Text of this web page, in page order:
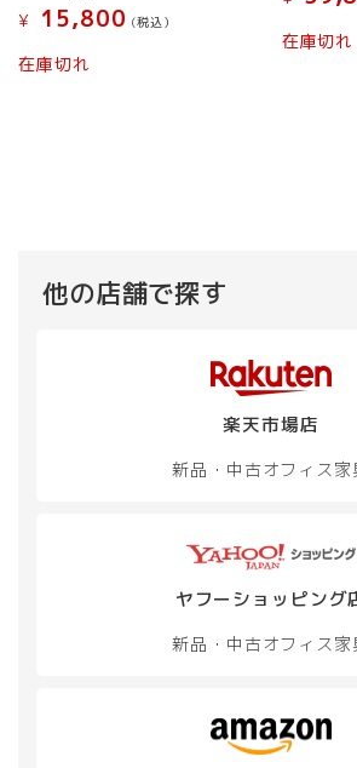
¥
15,800 (税込）
在庫切れ
在庫切れ
他の店舗で探す
楽天市場店
新品・中古オフィス家
ヤフーショッピング
新品・中古オフィス家